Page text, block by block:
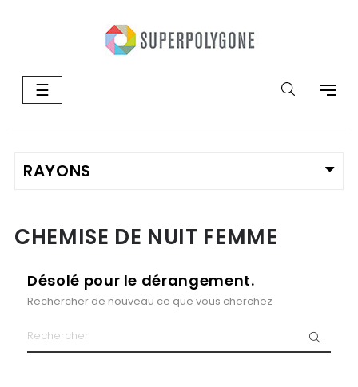
Basculer
la
☰
CHEMISE DE NUIT FEMME
Désolé pour le dérangement.
Rechercher de nouveau ce que vous cherchez